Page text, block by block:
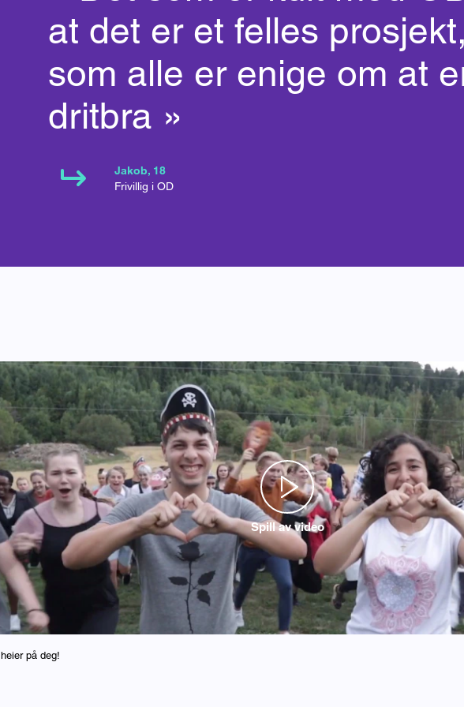
at det er et felles
som alle er enige om at
dritbra »
Jakob, 18
Frivillig i OD
Spill av video
heier på deg!